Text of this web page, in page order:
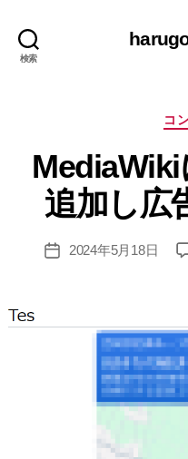
検索
コ
追加し広
投
2024年5月18日